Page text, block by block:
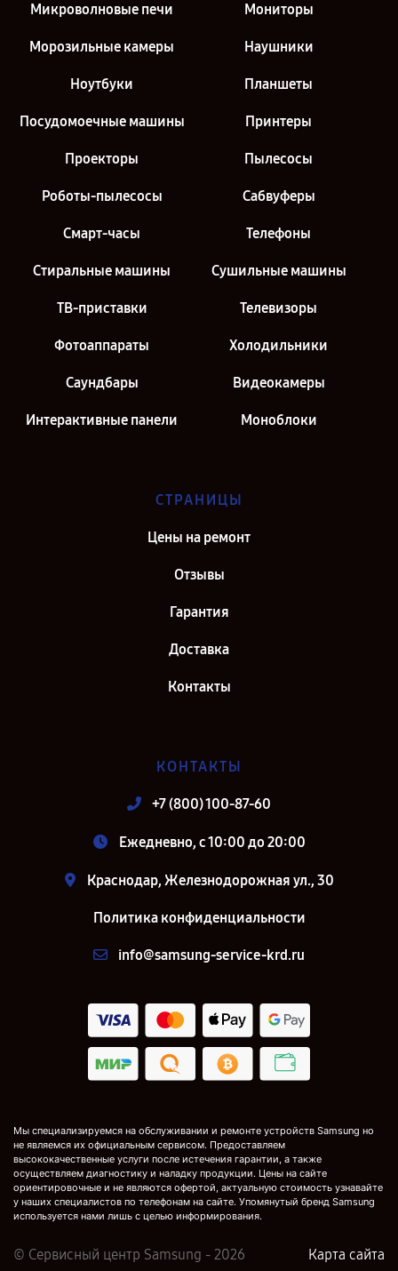
Микроволновые печи Мониторы
Морозильные камеры Наушники
Ноутбуки Планшеты
Посудомоечные машины Принтеры
Проекторы Пылесосы
Роботы-пылесосы Сабвуферы
Смарт-часы Телефоны
Стиральные машины Сушильные машины
ТВ-приставки Телевизоры
Фотоаппараты Холодильники
Саундбары Видеокамеры
Интерактивные панели Моноблоки
СТРАНИЦЫ
Цены на ремонт
Отзывы
Гарантия
Доставка
Контакты
КОНТАКТЫ
+7 (800) 100-87-60
Ежедневно, с 10:00 до 20:00
Краснодар, Железнодорожная ул., 30
Политика конфиденциальности
info@samsung-service-krd.ru
Мы специализируемся на обслуживании и ремонте устройств Samsung но
не являемся их официальным сервисом. Предоставляем
высококачественные услуги после истечения гарантии, а также
осуществляем диагностику и наладку продукции. Цены на сайте
ориентировочные и не являются офертой, актуальную стоимость узнавайте
у наших специалистов по телефонам на сайте. Упомянутый бренд Samsung
используется нами лишь с целью информирования.
© Сервисный центр Samsung - 2026 Карта сайта